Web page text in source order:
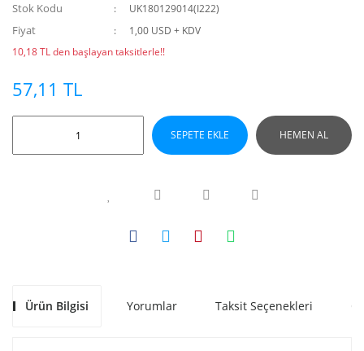
Stok Kodu UK180129014(I222)
Fiyat
1,00 USD + KDV
10,18 TL den başlayan taksitlerle!!
57,11 TL
SEPETE EKLE HEMEN AL
Ürün Bilgisi Yorumlar Taksit Seçenekleri